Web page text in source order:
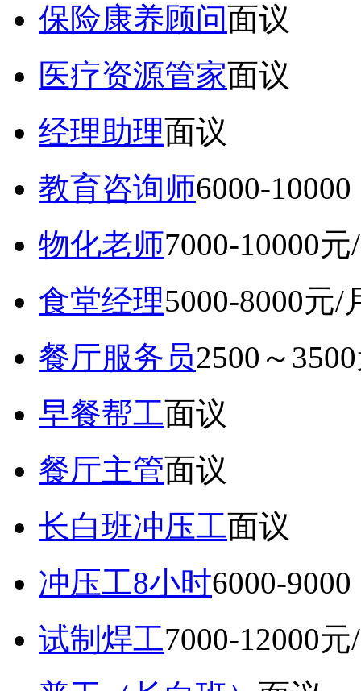
保险康养顾问面议
医疗资源管家面议
经理助理面议
教育咨询师6000-
物化老师7000-10000元
食堂经理5000-8000元/
餐厅服务员2500～
早餐帮工面议
餐厅主管面议
长白班冲压工面议
冲压工8小时6000-
试制焊工7000-12000元